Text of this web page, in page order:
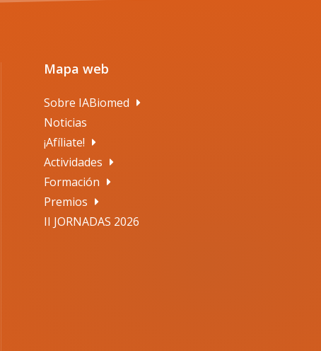
Mapa web
Sobre IABiomed
Noticias
¡Afíliate!
Actividades
Formación
Premios
II JORNADAS 2026